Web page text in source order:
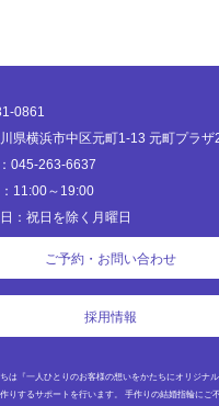
0861
県横浜市中区元町1-13 元町プラザ
045-263-6637
11:00～19:00
：祝日を除く月曜日
ご予約・お問い合わせ
採用情報
は『一人ひとりのお客様の想いをかたちにオリジナ
りするサポートを行います。 手作りの結婚指輪にご